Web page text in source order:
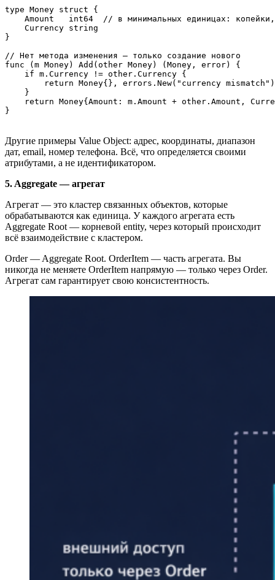
type Money struct {
Amount   int64  // в минимальных единицах:
    Currency string
}
// Нет метода изменения — только создание нового
func (m Money) Add(other Money) (Money, error) {
    if m.Currency != other.Currency {
        return Money{}, errors.New("currency mismatch")
    }
return Money{Amount: m.Amount + other.Amount,
}
Другие примеры Value Object: адрес, координаты, диапазон
дат, email, номер телефона. Всё, что определяется своими
атрибутами, а не идентификатором.
5. Aggregate — агрегат
Агрегат — это кластер связанных объектов, которые
обрабатываются как единица. У каждого агрегата есть
Aggregate Root — корневой entity, через который происходит
всё взаимодействие с кластером.
Order — Aggregate Root. OrderItem — часть агрегата. Вы
никогда не меняете OrderItem напрямую — только через Order.
Агрегат сам гарантирует свою консистентность.